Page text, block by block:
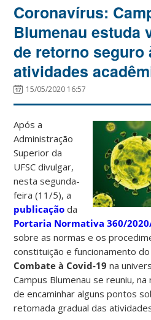
Coronavírus:
Blumenau estuda
de retorno seguro
atividades
15/05/2020 16:57
Após a
Administração
Superior da
UFSC divulgar,
nesta segunda-
feira (11/5), a
publicação da
Portaria Normativa 360/
sobre as normas e os
constituição e funcionamento do
Combate à Covid-19 na
Campus Blumenau se reuniu,
de encaminhar alguns pontos
retomada gradual das